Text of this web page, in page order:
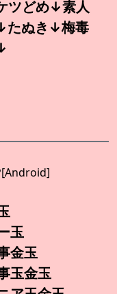
ツどめ↓素人
ぬき↓梅毒
玉
金玉